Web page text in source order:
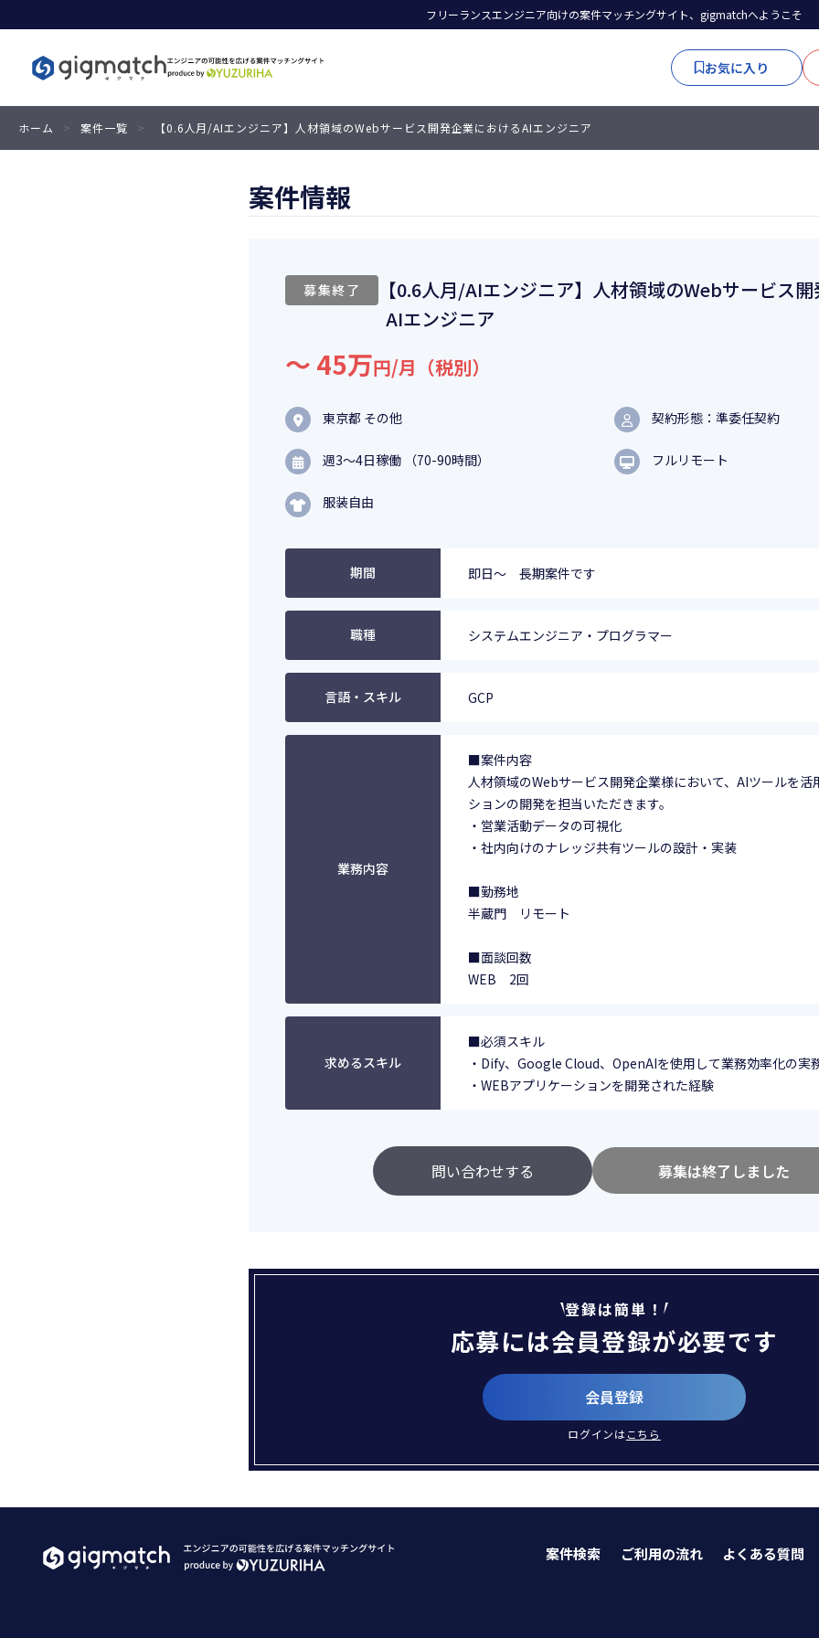
フリーランスエンジニア向けの案件マッチングサイト、gigmatchへようこそ
お気に入り
ホーム > 案件一覧 > 【0.6人月/AIエンジニア】人材領域のWebサービス開発企業におけるAIエンジニア
案件情報
募集終了
【0.6人月/AIエンジニア】人材領域のWebサービス
AIエンジニア
〜 45万円/月（税別）
東京都 その他 契約形態：準委任契約
週3〜4日稼働 （70-90時間） フルリモート
服装自由
期間 即日～ 長期案件です
職種 システムエンジニア・プログラマー
言語・スキル GCP
業務内容
■案件内容
人材領域のWebサービス開発企業様において、AIツールを活
ションの開発を担当いただきます。
・営業活動データの可視化
・社内向けのナレッジ共有ツールの設計・実装
■勤務地
半蔵門 リモート
■面談回数
WEB 2回
求めるスキル
■必須スキル
・Dify、Google Cloud、OpenAIを使用して業務効率化の実
・WEBアプリケーションを開発された経験
問い合わせする 募集は終了しました
登録は簡単！
応募には会員登録が必要です
会員登録
ログインはこちら
案件検索 ご利用の流れ よくある質問